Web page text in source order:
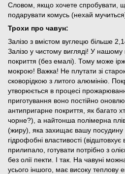
Словом, якщо хочете спробувати,
подарувати комусь (нехай
Трохи про чавун:
Залізо з вмістом вуглецю більше
Залізо у чистому вигляді! У нашому
покриття (без емалі). Тому може
мокрою! Важка! Не плутати зі
сковорідкою з литого алюмінію.
утворюється в процесі
приготування воно постійно
антипригарне покриття, як багато
чорне?), а найтонша полімерна
(жиру), яка захищає вашу посудину
гідрофобні властивості
прилипало, готувати потрібно з
без олії пекти. І так. На чавуні
усього іншого, має високу теплову